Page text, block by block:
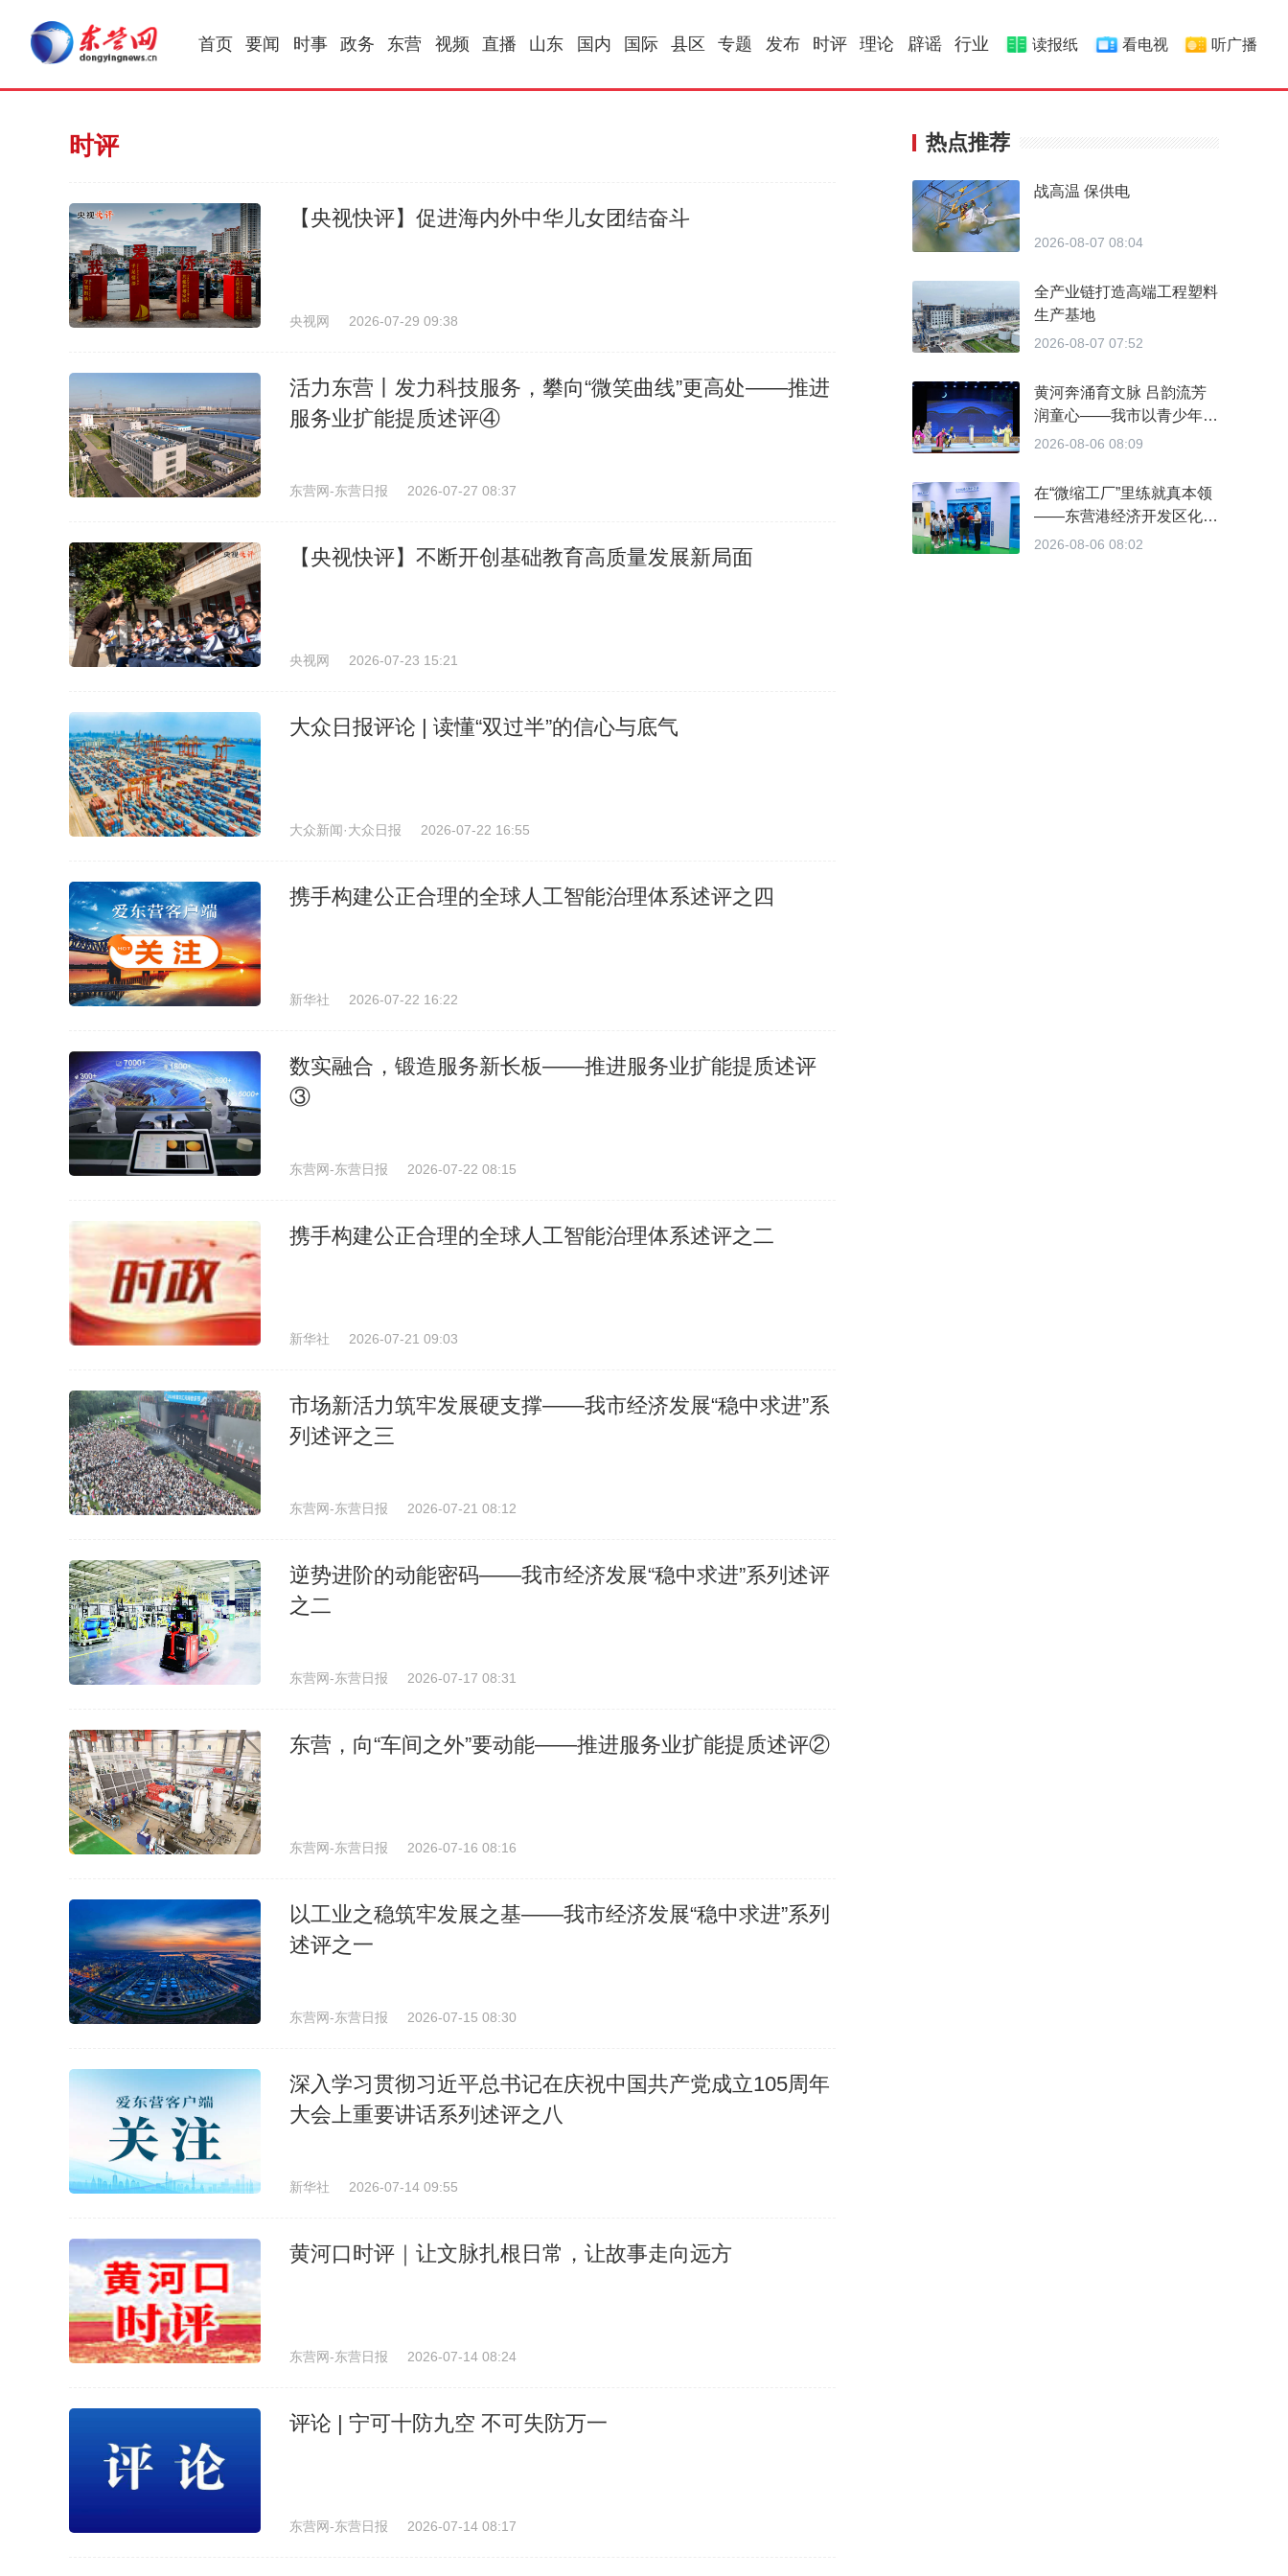
首页 要闻 时事 政务 东营 视频 直播 山东 国内 国际 县区 专题 发布 时评 理论 辟谣 行业 读报纸 看电视 听广播
时评
【央视快评】促进海内外中华儿女团结奋斗
央视网 2026-07-29 09:38
活力东营丨发力科技服务，攀向“微笑曲线”更高处——推进
服务业扩能提质述评④
东营网-东营日报 2026-07-27 08:37
【央视快评】不断开创基础教育高质量发展新局面
央视网 2026-07-23 15:21
大众日报评论 | 读懂“双过半”的信心与底气
大众新闻·大众日报 2026-07-22 16:55
携手构建公正合理的全球人工智能治理体系述评之四
新华社 2026-07-22 16:22
数实融合，锻造服务新长板——推进服务业扩能提质述评
③
东营网-东营日报 2026-07-22 08:15
携手构建公正合理的全球人工智能治理体系述评之二
新华社 2026-07-21 09:03
市场新活力筑牢发展硬支撑——我市经济发展“稳中求进”系
列述评之三
东营网-东营日报 2026-07-21 08:12
逆势进阶的动能密码——我市经济发展“稳中求进”系列述评
之二
东营网-东营日报 2026-07-17 08:31
东营，向“车间之外”要动能——推进服务业扩能提质述评②
东营网-东营日报 2026-07-16 08:16
以工业之稳筑牢发展之基——我市经济发展“稳中求进”系列
述评之一
东营网-东营日报 2026-07-15 08:30
深入学习贯彻习近平总书记在庆祝中国共产党成立105周年
大会上重要讲话系列述评之八
新华社 2026-07-14 09:55
黄河口时评｜让文脉扎根日常，让故事走向远方
东营网-东营日报 2026-07-14 08:24
评论 | 宁可十防九空 不可失防万一
东营网-东营日报 2026-07-14 08:17
热点推荐
战高温 保供电
2026-08-07 08:04
全产业链打造高端工程塑料
生产基地
2026-08-07 07:52
黄河奔涌育文脉 吕韵流芳
润童心——我市以青少年研
学为切口激活吕剧非遗传承
2026-08-06 08:09
在“微缩工厂”里练就真本领
——东营港经济开发区化工
安全实训基地打造人才培育
2026-08-06 08:02